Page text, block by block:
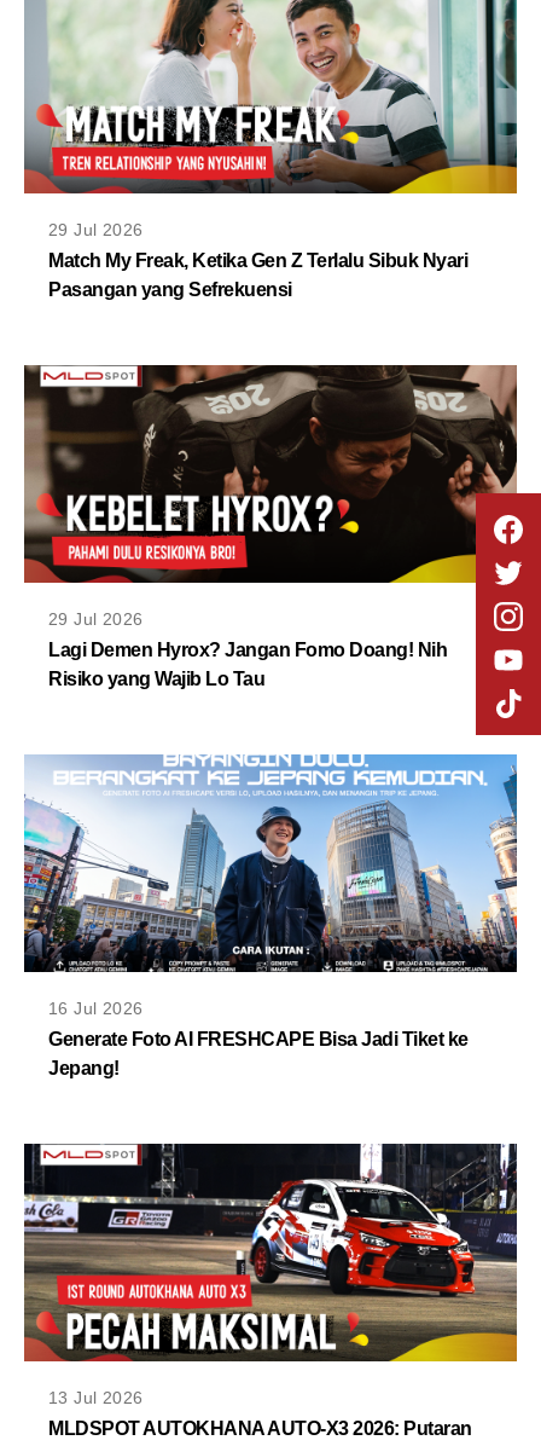
29 Jul 2026
Match My Freak, Ketika Gen Z Terlalu Sibuk Nyari
Pasangan yang Sefrekuensi
29 Jul 2026
Lagi Demen Hyrox? Jangan Fomo Doang! Nih
Risiko yang Wajib Lo Tau
16 Jul 2026
Generate Foto AI FRESHCAPE Bisa Jadi Tiket ke
Jepang!
13 Jul 2026
MLDSPOT AUTOKHANA AUTO-X3 2026: Putaran